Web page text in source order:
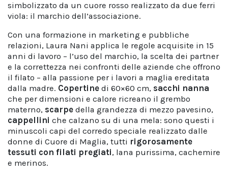
simbolizzato da un cuore rosso realizzato da due ferri
viola: il marchio dell’associazione.
Con una formazione in marketing e pubbliche
relazioni, Laura Nani applica le regole acquisite in 15
anni di lavoro – l’uso del marchio, la scelta dei partner
e la correttezza nei confronti delle aziende che offrono
il filato – alla passione per i lavori a maglia ereditata
dalla madre. Copertine di 60×60 cm, sacchi nanna
che per dimensioni e calore ricreano il grembo
materno, scarpe della grandezza di mezzo pavesino,
cappellini che calzano su di una mela: sono questi i
minuscoli capi del corredo speciale realizzato dalle
donne di Cuore di Maglia, tutti rigorosamente
tessuti con filati pregiati, lana purissima, cachemire
e merinos.